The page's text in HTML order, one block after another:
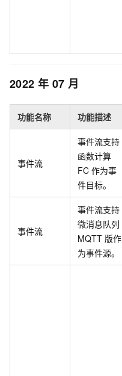
2022 年 07 月
功能名称 功能描述
事件流
事件流支持
函数计算
FC 作为事
件目标。
事件流
事件流支持
微消息队列
MQTT 版作
为事件源。